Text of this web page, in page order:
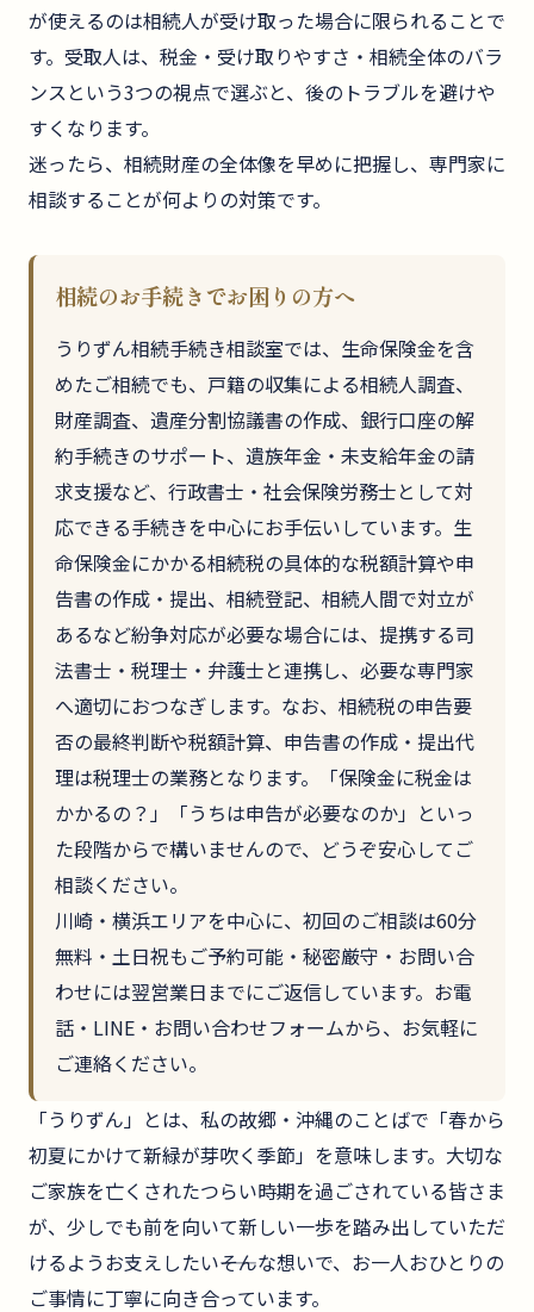
が使えるのは相続人が受け取った場合に限られることで
す。受取人は、税金・受け取りやすさ・相続全体のバラ
ンスという3つの視点で選ぶと、後のトラブルを避けや
すくなります。
迷ったら、相続財産の全体像を早めに把握し、専門家に
相談することが何よりの対策です。
相続のお手続きでお困りの方へ
うりずん相続手続き相談室では、生命保険金を含
めたご相続でも、戸籍の収集による相続人調査、
財産調査、遺産分割協議書の作成、銀行口座の解
約手続きのサポート、遺族年金・未支給年金の請
求支援など、行政書士・社会保険労務士として対
応できる手続きを中心にお手伝いしています。生
命保険金にかかる相続税の具体的な税額計算や申
告書の作成・提出、相続登記、相続人間で対立が
あるなど紛争対応が必要な場合には、提携する司
法書士・税理士・弁護士と連携し、必要な専門家
へ適切におつなぎします。なお、相続税の申告要
否の最終判断や税額計算、申告書の作成・提出代
理は税理士の業務となります。「保険金に税金は
かかるの？」「うちは申告が必要なのか」といっ
た段階からで構いませんので、どうぞ安心してご
相談ください。
川崎・横浜エリアを中心に、初回のご相談は60分
無料・土日祝もご予約可能・秘密厳守・お問い合
わせには翌営業日までにご返信しています。お電
話・LINE・お問い合わせフォームから、お気軽に
ご連絡ください。
「うりずん」とは、私の故郷・沖縄のことばで「春から
初夏にかけて新緑が芽吹く季節」を意味します。大切な
ご家族を亡くされたつらい時期を過ごされている皆さま
が、少しでも前を向いて新しい一歩を踏み出していただ
けるようお支えしたい――そんな想いで、お一人おひとりの
ご事情に丁寧に向き合っています。